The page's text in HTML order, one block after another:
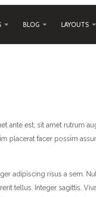
BLOG LAYOUTS
ante est, sit amet rutrum
placerat facer possim
adipiscing risus a sem.
tellus. Integer sagittis.